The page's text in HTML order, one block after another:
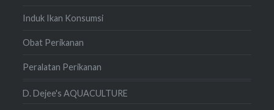
Induk Ikan Konsumsi
Obat Perikanan
Peralatan Perikanan
D. Dejee's AQUACULTURE